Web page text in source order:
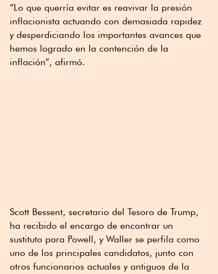
“Lo que querría evitar es reavivar la presión
inflacionista actuando con demasiada rapidez
y desperdiciando los importantes avances que
hemos logrado en la contención de la
inflación”, afirmó.
Scott Bessent, secretario del Tesoro de Trump,
ha recibido el encargo de encontrar un
sustituto para Powell, y Waller se perfila como
uno de los principales candidatos, junto con
otros funcionarios actuales y antiguos de la